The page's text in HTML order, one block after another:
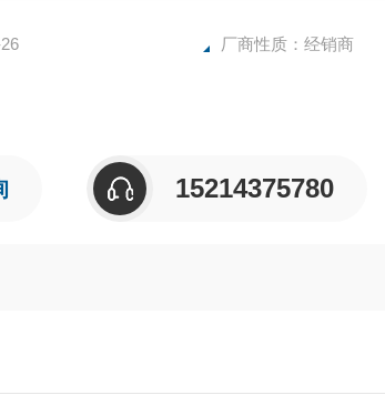
厂商性质：经销商
15214375780